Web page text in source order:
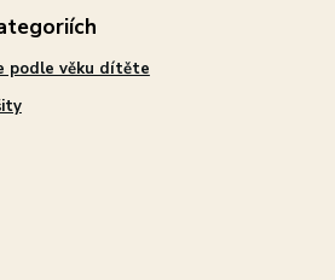
podle věku dítěte